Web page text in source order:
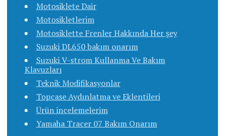
Motosiklete Dair
Motosikletlerim
Motosiklette Frenler Hakkında Her şey
Suzuki DL650 bakım onarım
Suzuki V-strom Kullanma Ve Bakım
Klavuzları
Teknik Modifikasyonlar
Topcase Aydınlatma ve Eklentileri
Ürün incelemelerim
Yamaha Tracer 07 Bakım Onarım